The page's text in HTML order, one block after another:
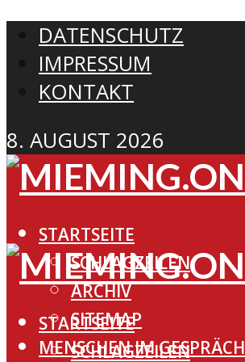
DATENSCHUTZ
IMPRESSUM
KONTAKT
8. AUGUST 2026
STARTSEITE
SCHLAGZEILEN
ARCHIV
SITEMAP
MENSCHEN IM GESPRÄCH
STARTSEITE
SCHLAGZEILEN